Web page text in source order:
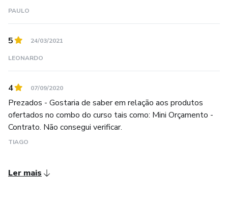
PAULO
5 24/03/2021
LEONARDO
4 07/09/2020
Prezados - Gostaria de saber em relação aos produtos
ofertados no combo do curso tais como: Mini Orçamento -
Contrato. Não consegui verificar.
TIAGO
Ler mais